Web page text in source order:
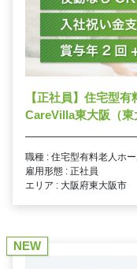
【正社員】住宅型
CareVilla東大阪（
職種 : 住宅型有料老人ホ
雇用形態 : 正社員
エリア : 大阪府東大阪市
NEW